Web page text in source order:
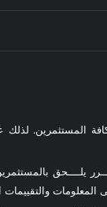
المستثمرين. لذلك
يلــــحق